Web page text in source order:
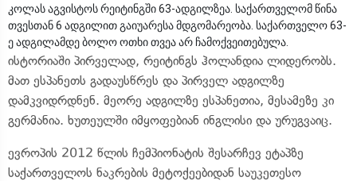
კოლას აგვისტოს რეიტინგში 63-ადგილზეა. საქართველომ წინა
თვესთან 6 ადგილით გაიუარესა მდგომარეობა. საქართველო 63-
ე ადგილამდე ბოლო ოთხი თვეა არ ჩამოქვეითებულა.
ისტორიაში პირველად, რეიტინგს ჰოლანდია ლიდერობს.
მათ ესპანეთს გადაუსწრეს და პირველ ადგილზე
დამკვიდრდნენ. მეორე ადგილზე ესპანეთია, მესამეზე კი
გერმანია. ხუთეულში იმყოფებიან ინგლისი და ურუგვაიც.
ევროპის 2012 წლის ჩემპიონატის შესარჩევ ეტაპზე
საქართველოს ნაკრების მეტოქეებიდან საუკეთესო